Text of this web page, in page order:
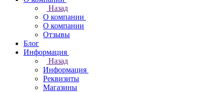
Назад
О компании
О компании
Отзывы
Блог
Информация
Назад
Информация
Реквизиты
Магазины